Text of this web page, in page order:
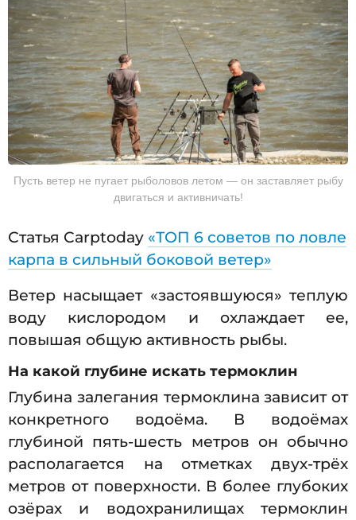
Пусть ветер не пугает рыболовов летом — он заставляет рыбу
двигаться и активничать!
Статья Carptoday «ТОП 6 советов по ловле
карпа в сильный боковой ветер»
Ветер насыщает «застоявшуюся» теплую
воду кислородом и охлаждает ее,
повышая общую активность рыбы.
На какой глубине искать термоклин
Глубина залегания термоклина зависит от
конкретного водоёма. В водоёмах
глубиной пять-шесть метров он обычно
располагается на отметках двух-трёх
метров от поверхности. В более глубоких
озёрах и водохранилищах термоклин